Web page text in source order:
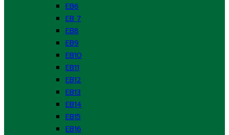
EB6
EB 7
EB8
EB9
EB10
EB11
EB12
EB13
EB14
EB15
EB16